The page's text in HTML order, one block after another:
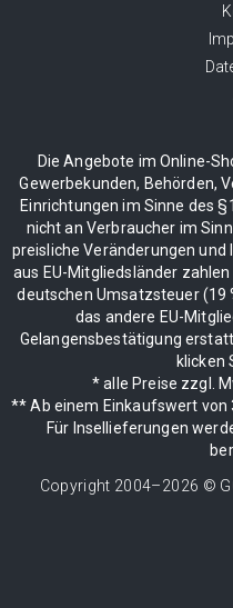
Die Angebote im Online-
Gewerbekunden, Behörden,
Einrichtungen im Sinne des
nicht an Verbraucher im
preisliche Veränderungen
aus EU-Mitgliedsländer
deutschen Umsatzsteuer (19
das andere EU-
Gelangensbestätigung
klicken
* alle Preise zzgl.
** Ab einem Einkaufswert von
Für Insellieferungen
Copyright 2004–2026 ©